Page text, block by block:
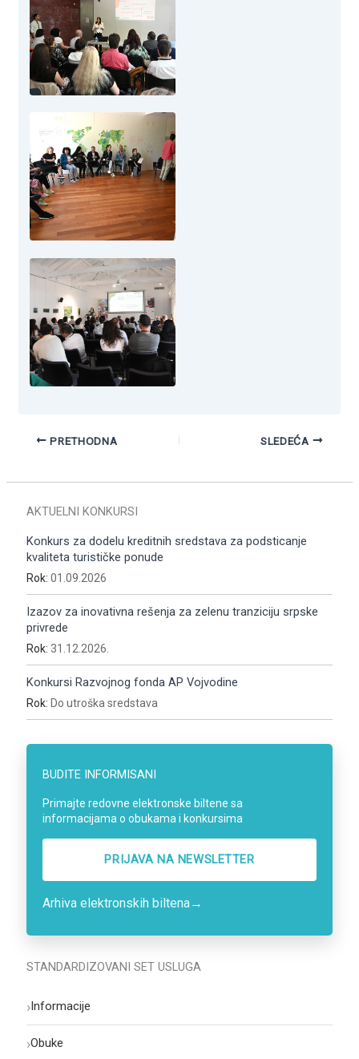
PRETHODNA SLEDEĆA
AKTUELNI KONKURSI
Konkurs za dodelu kreditnih sredstava za podsticanje
kvaliteta turističke ponude
Rok: 01.09.2026
Izazov za inovativna rešenja za zelenu tranziciju srpske
privrede
Rok: 31.12.2026.
Konkursi Razvojnog fonda AP Vojvodine
Rok: Do utroška sredstava
BUDITE INFORMISANI
Primajte redovne elektronske biltene sa
informacijama o obukama i konkursima
PRIJAVA NA NEWSLETTER
Arhiva elektronskih biltena→
STANDARDIZOVANI SET USLUGA
›Informacije
›Obuke